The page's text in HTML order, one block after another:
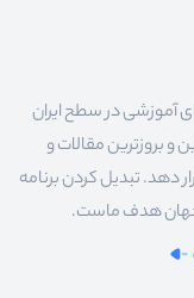
آموزشی در سطح ایران
و بروزترین مقالات و
دهد. تبدیل کردن برنامه
جهان هدف ماست.